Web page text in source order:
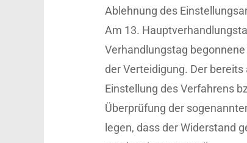
Ablehnung des
Am 13.
Verhandlungstag
der Verteidigung. Der
Einstellung des Verfahrens
Überprüfung der
legen, dass der Widerstand